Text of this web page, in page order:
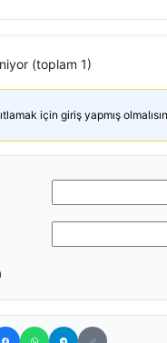
(toplam 1)
için giriş yapmış